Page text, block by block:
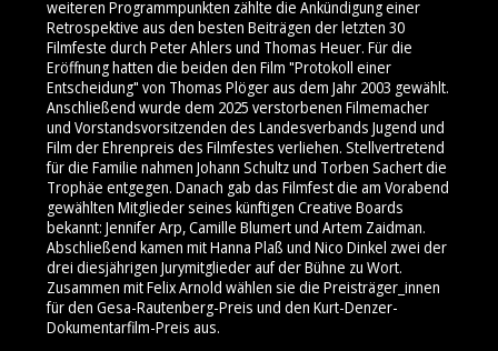
weiteren Programmpunkten zählte die Ankündigung einer
Retrospektive aus den besten Beiträgen der letzten 30
Filmfeste durch Peter Ahlers und Thomas Heuer. Für die
Eröffnung hatten die beiden den Film "Protokoll einer
Entscheidung" von Thomas Plöger aus dem Jahr 2003 gewählt.
Anschließend wurde dem 2025 verstorbenen Filmemacher
und Vorstandsvorsitzenden des Landesverbands Jugend und
Film der Ehrenpreis des Filmfestes verliehen. Stellvertretend
für die Familie nahmen Johann Schultz und Torben Sachert die
Trophäe entgegen. Danach gab das Filmfest die am Vorabend
gewählten Mitglieder seines künftigen Creative Boards
bekannt: Jennifer Arp, Camille Blumert und Artem Zaidman.
Abschließend kamen mit Hanna Plaß und Nico Dinkel zwei der
drei diesjährigen Jurymitglieder auf der Bühne zu Wort.
Zusammen mit Felix Arnold wählen sie die Preisträger_innen
für den Gesa-Rautenberg-Preis und den Kurt-Denzer-
Dokumentarfilm-Preis aus.